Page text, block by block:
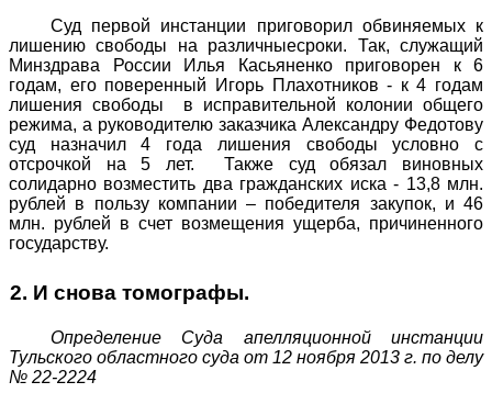
Суд первой инстанции приговорил обвиняемых к
лишению свободы на различныесроки. Так, служащий
Минздрава России Илья Касьяненко приговорен к 6
годам, его поверенный Игорь Плахотников - к 4 годам
лишения свободы в исправительной колонии общего
режима, а руководителю заказчика Александру Федотову
суд назначил 4 года лишения свободы условно с
отсрочкой на 5 лет. Также суд обязал виновных
солидарно возместить два гражданских иска - 13,8 млн.
рублей в пользу компании – победителя закупок, и 46
млн. рублей в счет возмещения ущерба, причиненного
государству.
2. И снова томографы.
Определение Суда апелляционной инстанции
Тульского областного суда от 12 ноября 2013 г. по делу
№ 22-2224